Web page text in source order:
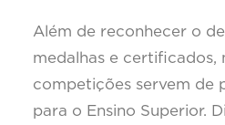
Além de reconhecer o
medalhas e certificados,
competições servem de
para o Ensino Superior.